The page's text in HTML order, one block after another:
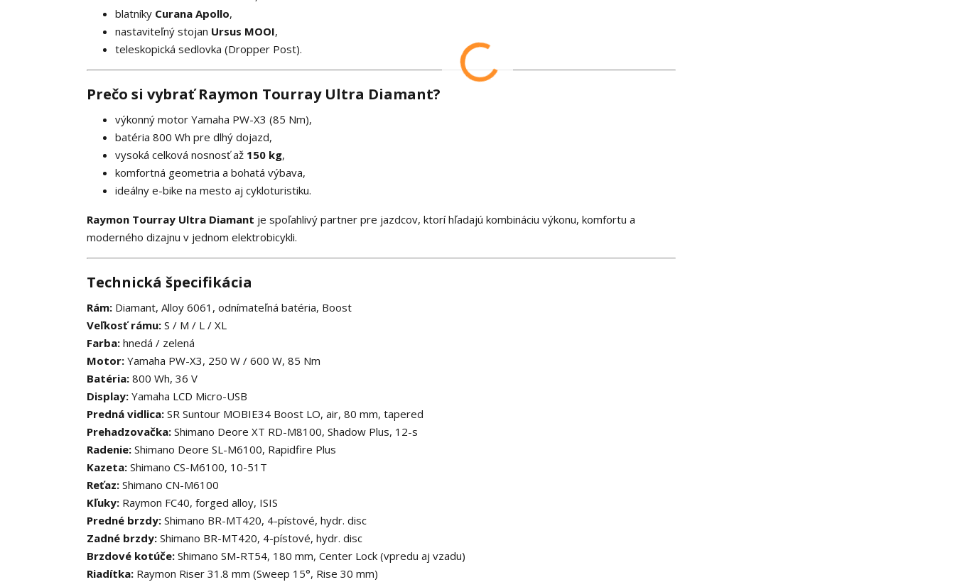
blatníky Curana Apollo,
nastaviteľný stojan Ursus MOOI,
teleskopická sedlovka (Dropper Post).
Prečo si vybrať Raymon Tourray Ultra Diamant?
výkonný motor Yamaha PW-X3 (85 Nm),
batéria 800 Wh pre dlhý dojazd,
vysoká celková nosnosť až 150 kg,
komfortná geometria a bohatá výbava,
ideálny e-bike na mesto aj cykloturistiku.
Raymon Tourray Ultra Diamant je spoľahlivý partner pre jazdcov, ktorí hľadajú kombináciu výkonu, komfortu a
moderného dizajnu v jednom elektrobicykli.
Technická špecifikácia
Rám: Diamant, Alloy 6061, odnímateľná batéria, Boost
Veľkosť rámu: S / M / L / XL
Farba: hnedá / zelená
Motor: Yamaha PW-X3, 250 W / 600 W, 85 Nm
Batéria: 800 Wh, 36 V
Display: Yamaha LCD Micro-USB
Predná vidlica: SR Suntour MOBIE34 Boost LO, air, 80 mm, tapered
Prehadzovačka: Shimano Deore XT RD-M8100, Shadow Plus, 12-s
Radenie: Shimano Deore SL-M6100, Rapidfire Plus
Kazeta: Shimano CS-M6100, 10-51T
Reťaz: Shimano CN-M6100
Kľuky: Raymon FC40, forged alloy, ISIS
Predné brzdy: Shimano BR-MT420, 4-pístové, hydr. disc
Zadné brzdy: Shimano BR-MT420, 4-pístové, hydr. disc
Brzdové kotúče: Shimano SM-RT54, 180 mm, Center Lock (vpredu aj vzadu)
Riadítka: Raymon Riser 31.8 mm (Sweep 15°, Rise 30 mm)